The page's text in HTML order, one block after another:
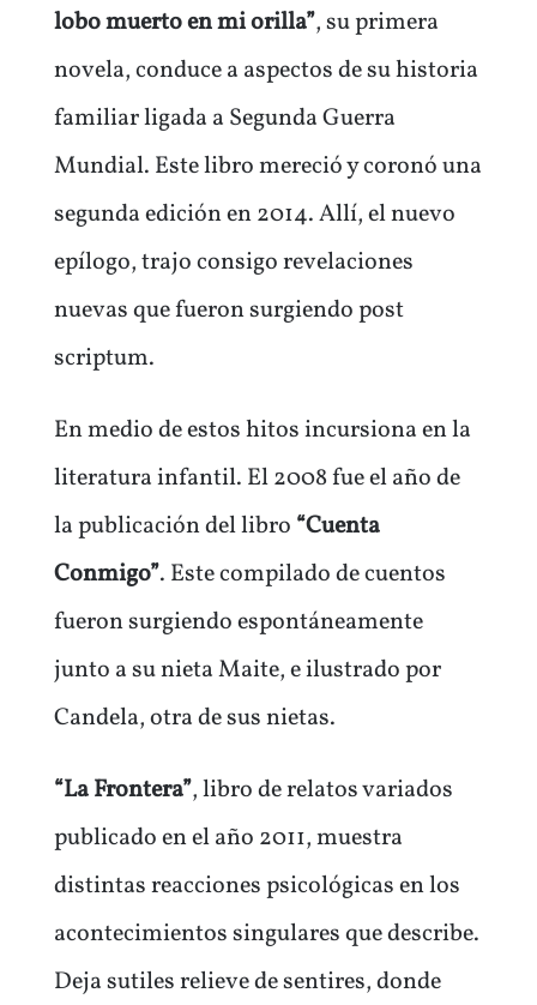
lobo muerto en mi orilla”, su primera
novela, conduce a aspectos de su historia
familiar ligada a Segunda Guerra
Mundial. Este libro mereció y coronó una
segunda edición en 2014. Allí, el nuevo
epílogo, trajo consigo revelaciones
nuevas que fueron surgiendo post
scriptum.
En medio de estos hitos incursiona en la
literatura infantil. El 2008 fue el año de
la publicación del libro “Cuenta
Conmigo”. Este compilado de cuentos
fueron surgiendo espontáneamente
junto a su nieta Maite, e ilustrado por
Candela, otra de sus nietas.
“La Frontera”, libro de relatos variados
publicado en el año 2011, muestra
distintas reacciones psicológicas en los
acontecimientos singulares que describe.
Deja sutiles relieve de sentires, donde